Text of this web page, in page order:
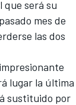
que será su
mes de
las dos
lugar la última
sustituido por